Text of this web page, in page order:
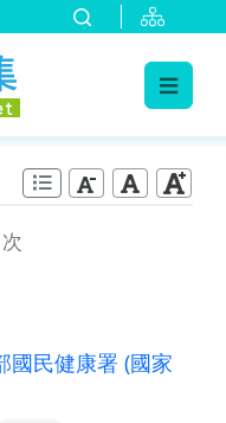
國民健康署 (國家